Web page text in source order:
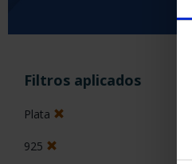
Filtros aplicados
Plata
925